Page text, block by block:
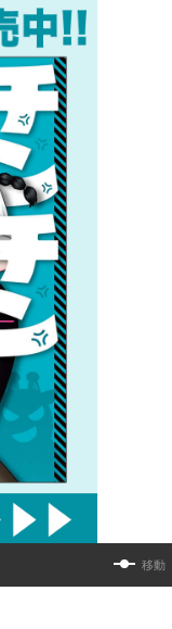
移動